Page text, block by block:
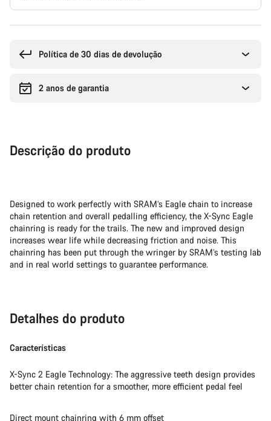
compra
Política de 30 dias de devolução
2 anos de garantia
Descrição do produto
Designed to work perfectly with SRAM’s Eagle chain to increase
chain retention and overall pedalling efficiency, the X-Sync Eagle
chainring is ready for the trails. The new and improved design
increases wear life while decreasing friction and noise. This
chainring has been put through the wringer by SRAM’s testing lab
and in real world settings to guarantee performance.
Detalhes do produto
Características
X-Sync 2 Eagle Technology: The aggressive teeth design provides
better chain retention for a smoother, more efficient pedal feel
Direct mount chainring with 6 mm offset